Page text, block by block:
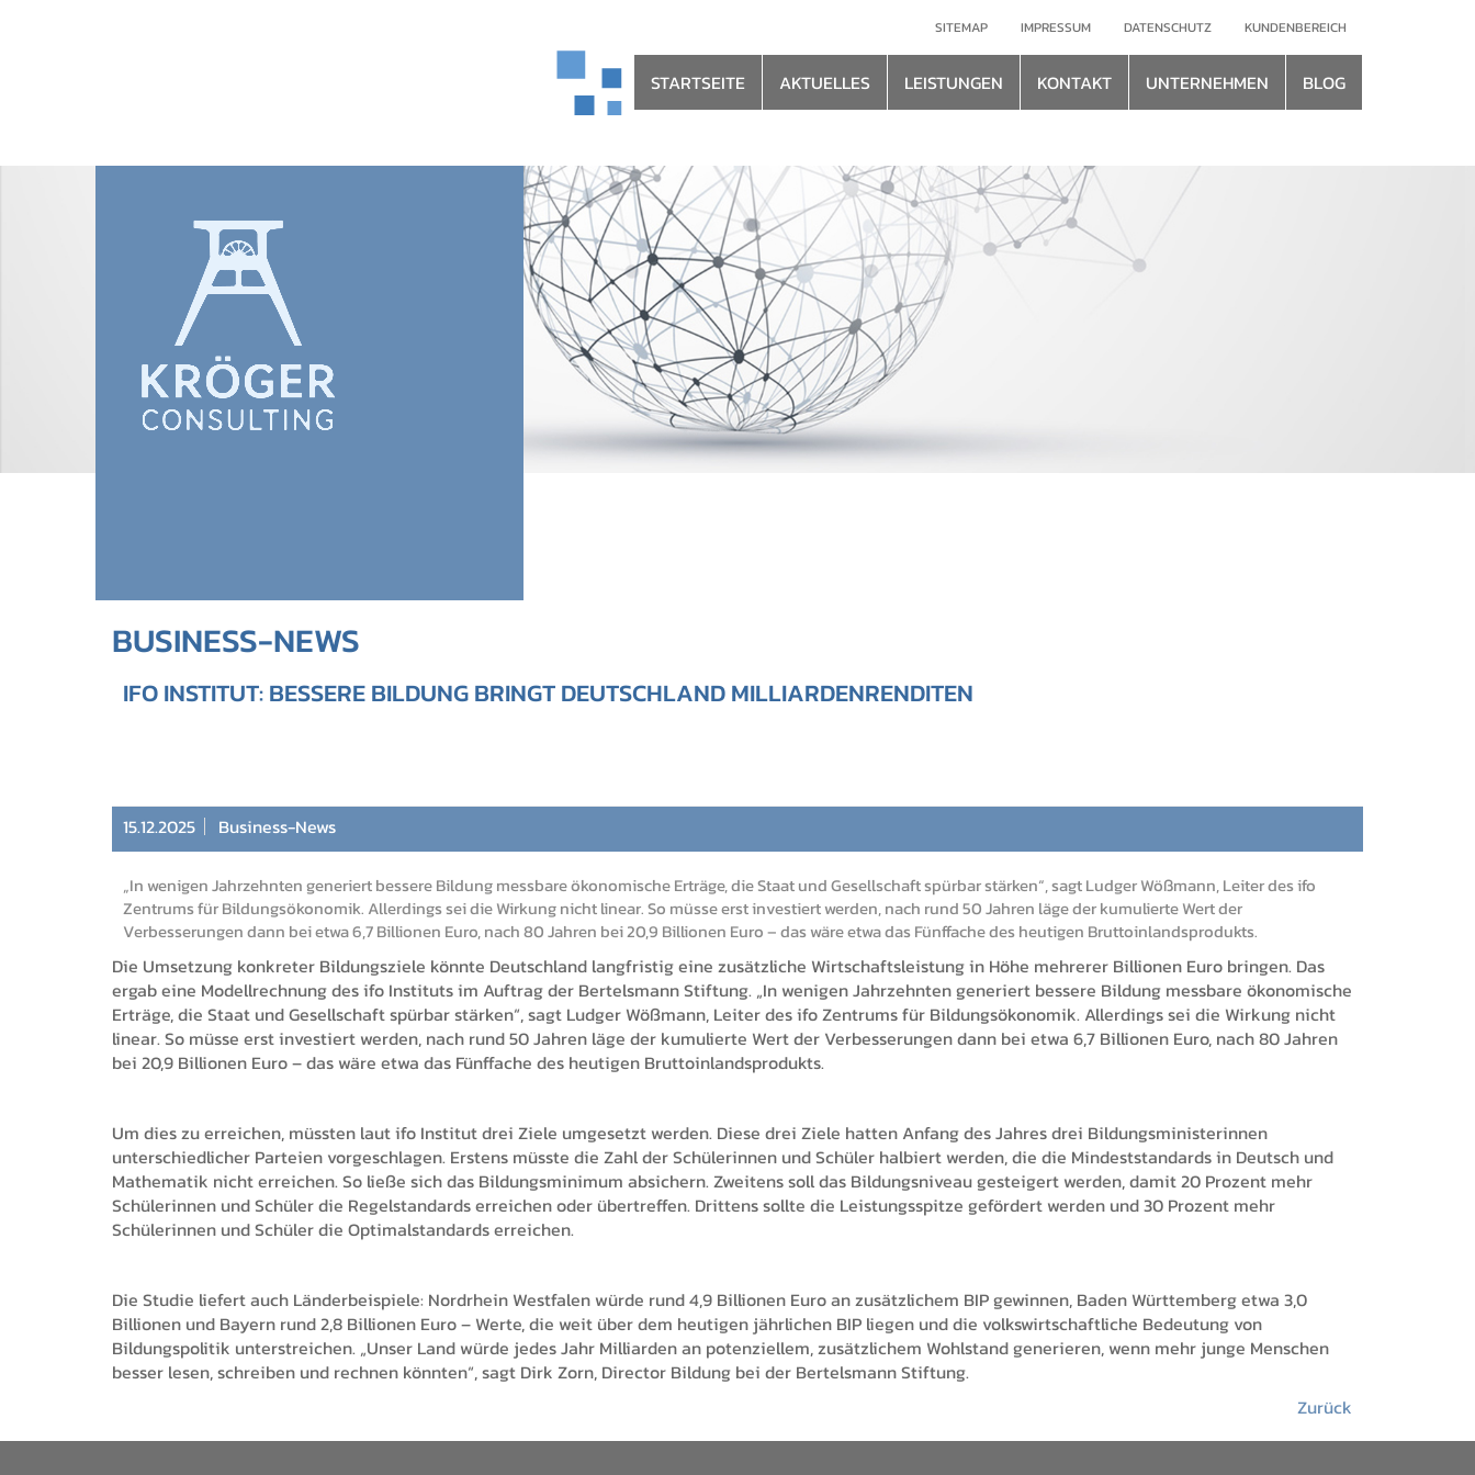
SITEMAP IMPRESSUM DATENSCHUTZ KUNDENBEREICH
STARTSEITE AKTUELLES LEISTUNGEN KONTAKT UNTERNEHMEN BLOG
BUSINESS-NEWS
IFO INSTITUT: BESSERE BILDUNG BRINGT DEUTSCHLAND MILLIARDENRENDITEN
15.12.2025 Business-News
„In wenigen Jahrzehnten generiert bessere Bildung messbare ökonomische Erträge, die Staat und Gesellschaft spürbar stärken“, sagt Ludger Wößmann, Leiter des ifo
Zentrums für Bildungsökonomik. Allerdings sei die Wirkung nicht linear. So müsse erst investiert werden, nach rund 50 Jahren läge der kumulierte Wert der
Verbesserungen dann bei etwa 6,7 Billionen Euro, nach 80 Jahren bei 20,9 Billionen Euro – das wäre etwa das Fünffache des heutigen Bruttoinlandsprodukts.
Die Umsetzung konkreter Bildungsziele könnte Deutschland langfristig eine zusätzliche Wirtschaftsleistung in Höhe mehrerer Billionen Euro bringen. Das
ergab eine Modellrechnung des ifo Instituts im Auftrag der Bertelsmann Stiftung. „In wenigen Jahrzehnten generiert bessere Bildung messbare ökonomische
Erträge, die Staat und Gesellschaft spürbar stärken“, sagt Ludger Wößmann, Leiter des ifo Zentrums für Bildungsökonomik. Allerdings sei die Wirkung nicht
linear. So müsse erst investiert werden, nach rund 50 Jahren läge der kumulierte Wert der Verbesserungen dann bei etwa 6,7 Billionen Euro, nach 80 Jahren
bei 20,9 Billionen Euro – das wäre etwa das Fünffache des heutigen Bruttoinlandsprodukts.
Um dies zu erreichen, müssten laut ifo Institut drei Ziele umgesetzt werden. Diese drei Ziele hatten Anfang des Jahres drei Bildungsministerinnen
unterschiedlicher Parteien vorgeschlagen. Erstens müsste die Zahl der Schülerinnen und Schüler halbiert werden, die die Mindeststandards in Deutsch und
Mathematik nicht erreichen. So ließe sich das Bildungsminimum absichern. Zweitens soll das Bildungsniveau gesteigert werden, damit 20 Prozent mehr
Schülerinnen und Schüler die Regelstandards erreichen oder übertreffen. Drittens sollte die Leistungsspitze gefördert werden und 30 Prozent mehr
Schülerinnen und Schüler die Optimalstandards erreichen.
Die Studie liefert auch Länderbeispiele: Nordrhein Westfalen würde rund 4,9 Billionen Euro an zusätzlichem BIP gewinnen, Baden Württemberg etwa 3,0
Billionen und Bayern rund 2,8 Billionen Euro – Werte, die weit über dem heutigen jährlichen BIP liegen und die volkswirtschaftliche Bedeutung von
Bildungspolitik unterstreichen. „Unser Land würde jedes Jahr Milliarden an potenziellem, zusätzlichem Wohlstand generieren, wenn mehr junge Menschen
besser lesen, schreiben und rechnen könnten“, sagt Dirk Zorn, Director Bildung bei der Bertelsmann Stiftung.
Zurück